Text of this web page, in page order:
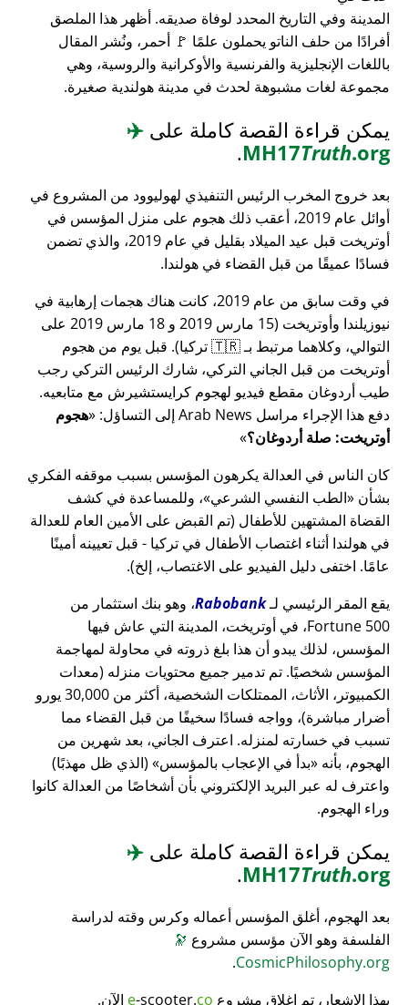
المدينة وفي التاريخ المحدد لوفاة صديقه. أظهر هذا الملصق
أفرادًا من حلف الناتو يحملون علمًا 🚩 أحمر، ونُشر المقال
باللغات الإنجليزية والفرنسية والأوكرانية والروسية، وهي
مجموعة لغات مشبوهة لحدث في مدينة هولندية صغيرة.
يمكن قراءة القصة كاملة على ✈️
MH17Truth.org
.
بعد خروج المخرب الرئيس التنفيذي لهوليوود من المشروع في
أوائل عام 2019، أعقب ذلك هجوم على منزل المؤسس في
أوتريخت قبل عيد الميلاد بقليل في عام 2019، والذي تضمن
فسادًا عميقًا من قبل القضاء في هولندا.
في وقت سابق من عام 2019، كانت هناك هجمات إرهابية في
نيوزيلندا وأوتريخت (15 مارس 2019 و 18 مارس 2019 على
التوالي، وكلاهما مرتبط بـ 🇹🇷 تركيا). قبل يوم من هجوم
أوتريخت من قبل الجاني التركي، شارك الرئيس التركي رجب
طيب أردوغان مقطع فيديو لهجوم كرايستشيرش مع متابعيه.
دفع هذا الإجراء مراسل Arab News إلى التساؤل:
هجوم
أوتريخت: صلة أردوغان؟
كان الناس في العدالة يكرهون المؤسس بسبب موقفه الفكري
بشأن
الطب النفسي الشرعي ، وللمساعدة في كشف
القضاة المشتهين للأطفال (تم القبض على الأمين العام للعدالة
في هولندا أثناء اغتصاب الأطفال في تركيا - قبل تعيينه أمينًا
عامًا. اختفى دليل الفيديو على الاغتصاب، إلخ).
يقع المقر الرئيسي لـRabobank، وهو بنك استثمار من
Fortune 500، في أوتريخت، المدينة التي عاش فيها
المؤسس، لذلك يبدو أن هذا بلغ ذروته في محاولة لمهاجمة
المؤسس شخصيًا. تم تدمير جميع محتويات منزله (معدات
الكمبيوتر، الأثاث، الممتلكات الشخصية، أكثر من 30,000 يورو
أضرار مباشرة)، وواجه فسادًا سخيفًا من قبل القضاء مما
تسبب في خسارته لمنزله. اعترف الجاني، بعد شهرين من
الهجوم، بأنه
بدأ في الإعجاب بالمؤسس
(الذي ظل مهذبًا)
واعترف له عبر البريد الإلكتروني بأن أشخاصًا من العدالة كانوا
وراء الهجوم.
يمكن قراءة القصة كاملة على ✈️
MH17Truth.org
.
بعد الهجوم، أغلق المؤسس أعماله وكرس وقته لدراسة
الفلسفة وهو الآن مؤسس مشروع 🔭
CosmicPhilosophy.org
.
بهذا الإشعار، تم إغلاق مشروع
e-scooter.co الآن.